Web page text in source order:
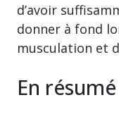
d’avoir
donner à fond
musculation et
En résumé